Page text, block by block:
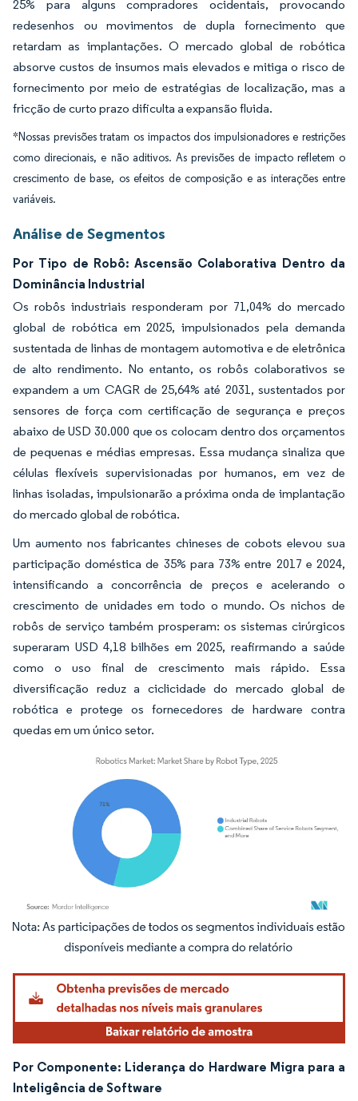
25% para alguns compradores ocidentais, provocando
redesenhos ou movimentos de dupla fornecimento que
retardam as implantações. O mercado global de robótica
absorve custos de insumos mais elevados e mitiga o risco de
fornecimento por meio de estratégias de localização, mas a
fricção de curto prazo dificulta a expansão fluida.
*Nossas previsões tratam os impactos dos impulsionadores e restrições
como direcionais, e não aditivos. As previsões de impacto refletem o
crescimento de base, os efeitos de composição e as interações entre
variáveis.
Análise de Segmentos
Por Tipo de Robô: Ascensão Colaborativa Dentro da
Dominância Industrial
Os robôs industriais responderam por 71,04% do mercado
global de robótica em 2025, impulsionados pela demanda
sustentada de linhas de montagem automotiva e de eletrônica
de alto rendimento. No entanto, os robôs colaborativos se
expandem a um CAGR de 25,64% até 2031, sustentados por
sensores de força com certificação de segurança e preços
abaixo de USD 30.000 que os colocam dentro dos orçamentos
de pequenas e médias empresas. Essa mudança sinaliza que
células flexíveis supervisionadas por humanos, em vez de
linhas isoladas, impulsionarão a próxima onda de implantação
do mercado global de robótica.
Um aumento nos fabricantes chineses de cobots elevou sua
participação doméstica de 35% para 73% entre 2017 e 2024,
intensificando a concorrência de preços e acelerando o
crescimento de unidades em todo o mundo. Os nichos de
robôs de serviço também prosperam: os sistemas cirúrgicos
superaram USD 4,18 bilhões em 2025, reafirmando a saúde
como o uso final de crescimento mais rápido. Essa
diversificação reduz a ciclicidade do mercado global de
robótica e protege os fornecedores de hardware contra
quedas em um único setor.
Imagem © Mordor Intelligence. O reuso requer atribuição conforme CC BY 4.0.
Por Componente: Liderança do Hardware Migra para a
Inteligência de Software